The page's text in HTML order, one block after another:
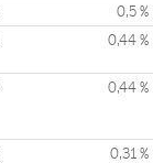
0,5 %
0,44 %
0,44 %
0,31 %